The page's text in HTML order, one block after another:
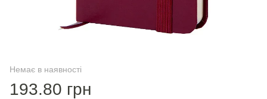
Немає в наявності
193.80 грн